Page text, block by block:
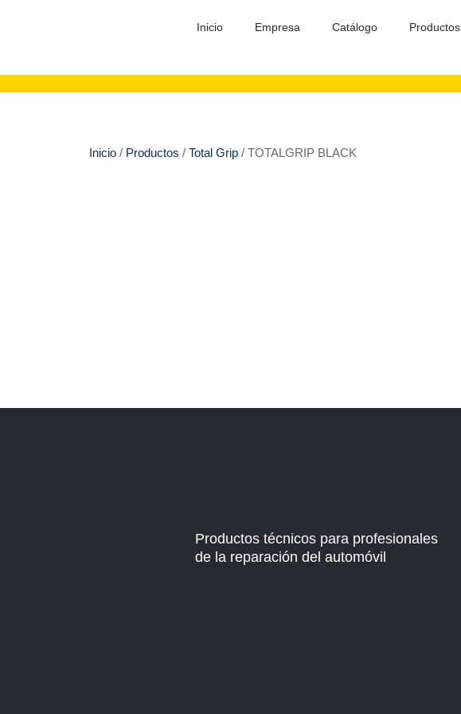
Inicio Empresa Catálogo Productos
Inicio / Productos / Total Grip / TOTALGRIP BLACK
Productos técnicos para profesionales
de la reparación del automóvil